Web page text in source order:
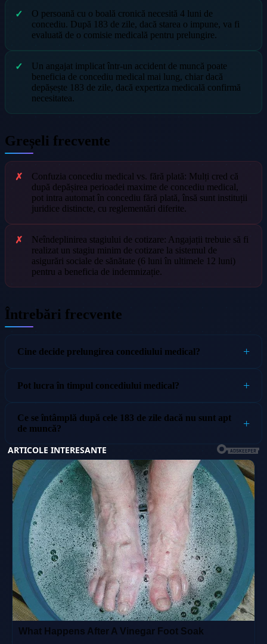
O persoană cu o boală cronică necesită 4 luni de
concediu. După 183 de zile, dacă starea o impune, va fi
evaluată de o comisie medicală pentru prelungire.
Un angajat implicat într-un accident de muncă poate
beneficia de concediu medical mai lung, chiar dacă
depășește 183 de zile, dacă expertiza medicală confirmă
necesitatea.
Greșeli frecvente
Confuzia concediu medical vs. fără plată: Mulți cred că
după depășirea perioadei maxime de concediu medical,
pot intra automat în concediu fără plată, însă sunt instituții
juridice distincte, cu reglementări diferite.
Neîndeplinirea stagiului de cotizare: Angajații trebuie să fi
realizat un stagiu minim de cotizare la sistemul de
asigurări sociale de sănătate (6 luni în ultimele 12 luni)
pentru a beneficia de indemnizație.
Întrebări frecvente
Cine decide prelungirea concediului medical?
Pot lucra în timpul concediului medical?
Ce se întâmplă după cele 183 de zile dacă nu sunt apt
de muncă?